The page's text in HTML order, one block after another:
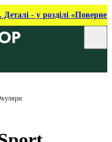
- у розділі